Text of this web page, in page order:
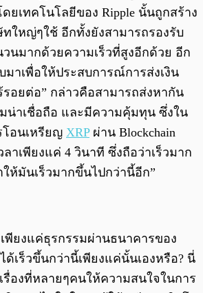
ยเทคโนโลยีของ Ripple นั้นถูกสร้าง
ใหญ่ๆใช้ อีกทั้งยังสามารถรองรับ
นมากด้วยความเร็วที่สูงอีกด้วย อีก
าเพื่อให้ประสบการณ์การส่งเงิน
รอยต่อ” กล่าวคือสามารถส่งหากัน
น่าเชื่อถือ และมีความคุ้มทุน ซึ่งใน
โอนเหรียญ XRPผ่าน Blockchain
ลาเพียงแค่ 4 วินาที ซึ่งถือว่าเร็วมาก
ห้มันเร็วมากขึ้นไปกว่านี้อีก”
ยงแค่ธุรกรรมผ่านธนาคารของ
ด้เร็วขึ้นกว่านี้เพียงแค่นั้นเองหรือ? นี่
รื่องที่หลายๆคนให้ความสนใจในการ